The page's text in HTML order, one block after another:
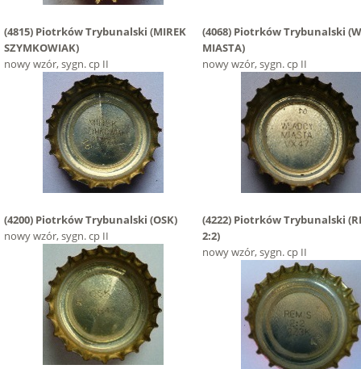
(4815) Piotrków Trybunalski (MIREK
SZYMKOWIAK)
nowy wzór, sygn. cp II
(4068) Piotrków Trybunalski
MIASTA)
nowy wzór, sygn. cp II
(4200) Piotrków Trybunalski (OSK)
nowy wzór, sygn. cp II
(4222) Piotrków Trybunalski
2:2)
nowy wzór, sygn. cp II